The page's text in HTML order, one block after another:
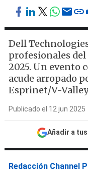
Dell
profesionales
2025. Un evento
acude arropado
Esprinet/V-
Publicado el 12 jun 2025
Añadir a
Redacción Channel